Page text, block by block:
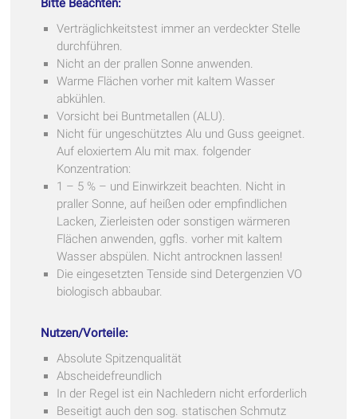
Verträglichkeitstest immer an verdeckter Stelle
durchführen.
Nicht an der prallen Sonne anwenden.
Warme Flächen vorher mit kaltem Wasser
abkühlen.
Vorsicht bei Buntmetallen (ALU).
Nicht für ungeschütztes Alu und Guss geeignet.
Auf eloxiertem Alu mit max. folgender
Konzentration:
1 – 5 % – und Einwirkzeit beachten. Nicht in
praller Sonne, auf heißen oder empfindlichen
Lacken, Zierleisten oder sonstigen wärmeren
Flächen anwenden, ggfls. vorher mit kaltem
Wasser abspülen. Nicht antrocknen lassen!
Die eingesetzten Tenside sind Detergenzien VO
biologisch abbaubar.
Nutzen/Vorteile:
Absolute Spitzenqualität
Abscheidefreundlich
In der Regel ist ein Nachledern nicht erforderlich
Beseitigt auch den sog. statischen Schmutz